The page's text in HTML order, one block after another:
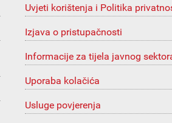
Uvjeti korištenja i Politika
Izjava o pristupačnosti
Informacije za tijela javnog
Uporaba kolačića
Usluge povjerenja